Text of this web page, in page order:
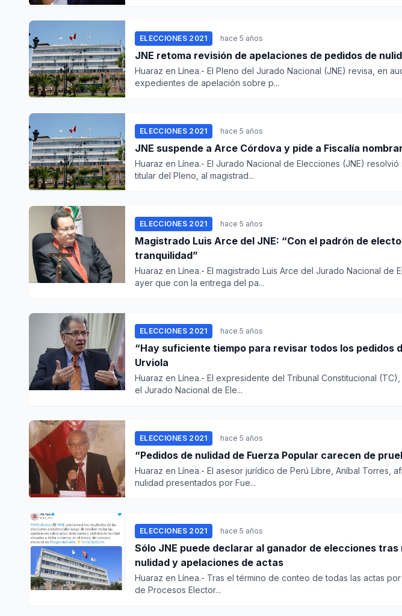
ELECCIONES 2021 hace 5 años
JNE retoma revisión de apelaciones de pedidos de
Huaraz en Línea.- El Pleno del Jurado Nacional (JNE) revisa, en
expedientes de apelación sobre p...
ELECCIONES 2021 hace 5 años
JNE suspende a Arce Córdova y pide a Fiscalía
Huaraz en Línea.- El Jurado Nacional de Elecciones (JNE)
titular del Pleno, al magistrad...
ELECCIONES 2021 hace 5 años
Magistrado Luis Arce del JNE: “Con el padrón de
tranquilidad”
Huaraz en Línea.- El magistrado Luis Arce del Jurado Nacional de
ayer que con la entrega del pa...
ELECCIONES 2021 hace 5 años
“Hay suficiente tiempo para revisar todos los pedidos
Urviola
Huaraz en Línea.- El expresidente del Tribunal Constitucional
el Jurado Nacional de Ele...
ELECCIONES 2021 hace 5 años
“Pedidos de nulidad de Fuerza Popular carecen de
Huaraz en Línea.- El asesor jurídico de Perú Libre, Aníbal Torres,
nulidad presentados por Fue...
ELECCIONES 2021 hace 5 años
Sólo JNE puede declarar al ganador de elecciones
nulidad y apelaciones de actas
Huaraz en Línea.- Tras el término de conteo de todas las actas
de Procesos Elector...